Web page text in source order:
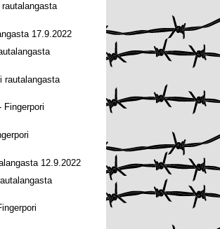
17.9.2022
rautalangasta
12.9.2022